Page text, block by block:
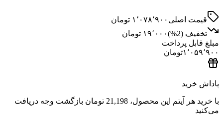
اصلی۱٬۰۷۸٬۹۰۰ تومان
(
2
%)۱۹٬۰۰۰تومان
پرداخت
تومان
آیتم این محصول، 21,198 تومان بازگشت وجه دریافت